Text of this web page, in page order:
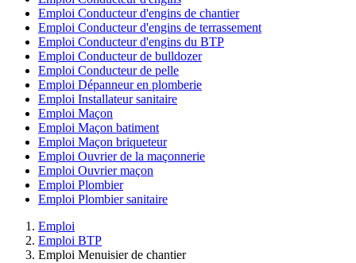
Emploi Conducteur d'engins de chantier
Emploi Conducteur d'engins de terrassement
Emploi Conducteur d'engins du BTP
Emploi Conducteur de bulldozer
Emploi Conducteur de pelle
Emploi Dépanneur en plomberie
Emploi Installateur sanitaire
Emploi Maçon
Emploi Maçon batiment
Emploi Maçon briqueteur
Emploi Ouvrier de la maçonnerie
Emploi Ouvrier maçon
Emploi Plombier
Emploi Plombier sanitaire
Emploi
Emploi BTP
Emploi Menuisier de chantier